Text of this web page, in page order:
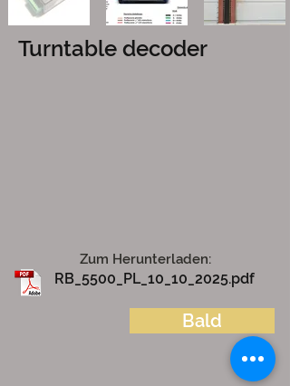
Zum Herunterladen:
RB_5500_PL_10_10_2025.pdf
Turntable decoder
Bald